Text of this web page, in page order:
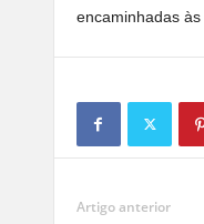
encaminhadas
Artigo anterior